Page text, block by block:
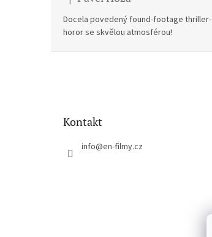
Hodnocení produktu je 5 z 5 hvězdiček.
Docela povedený found-footage thriller-
horor se skvělou atmosférou!
Kontakt
info@en-filmy.cz